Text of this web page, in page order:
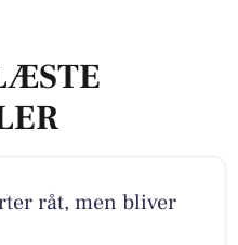
råt, men bliver